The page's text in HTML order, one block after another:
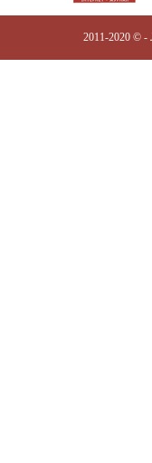
2011-2020 © -